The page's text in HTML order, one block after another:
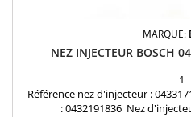
MARQUE:
NEZ INJECTEUR BOSCH
1
Référence nez d'injecteur :
: 0432191836 Nez